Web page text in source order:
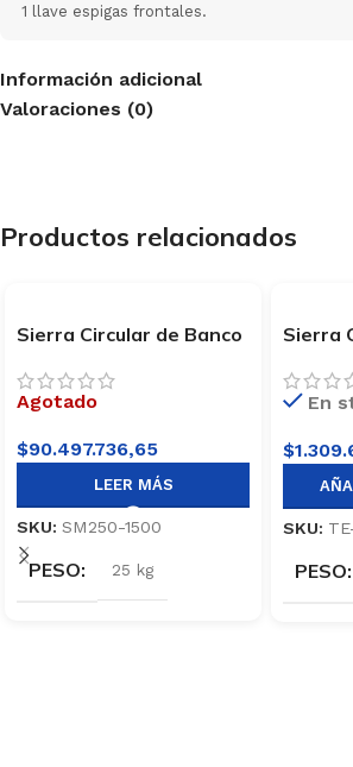
1 llave espigas frontales.
Información adicional
Valoraciones (0)
Productos relacionados
Sierra Circular de Banco
Agotado
$90.497.736,65
LEER MÁS
SKU: SM250-1500
PESO 25 kg
Sierra
250 UF
En
$
SKU:
PESO